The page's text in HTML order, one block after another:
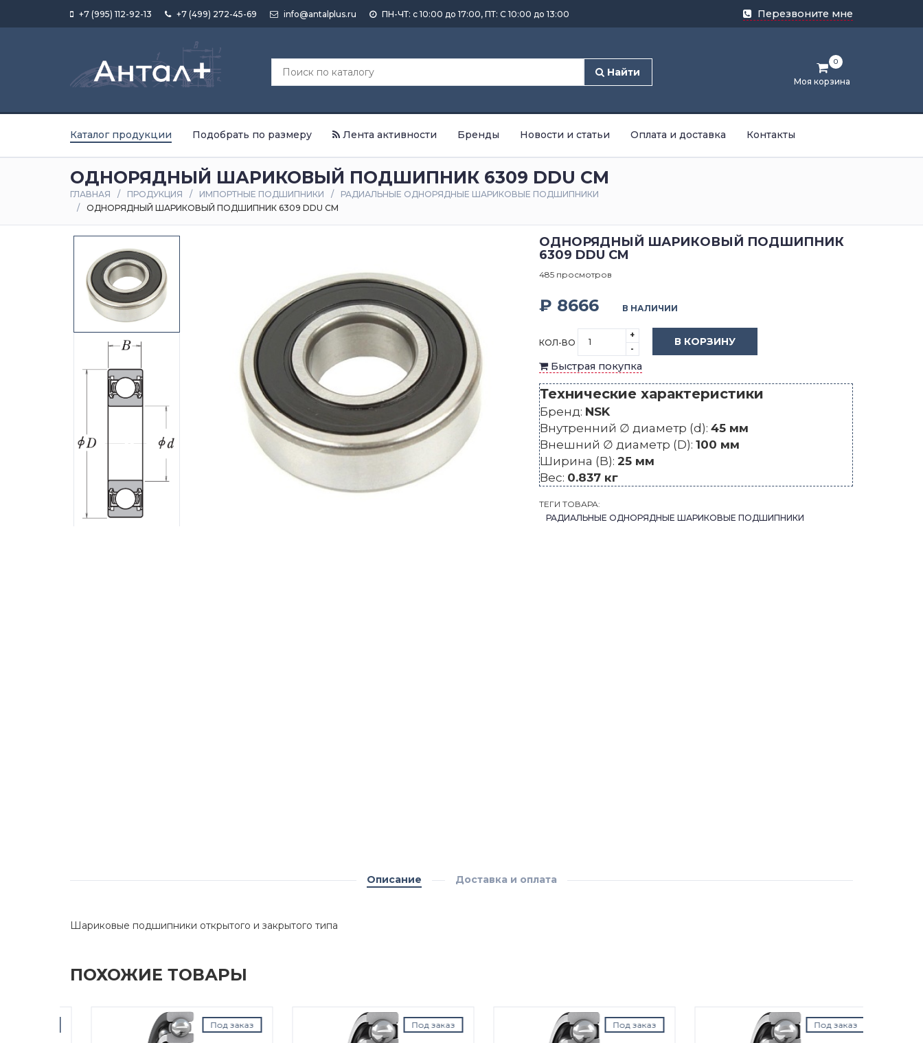
+7 (995) 112-92-13 +7 (499) 272-45-69 info@antalplus.ru ПН-ЧТ: с 10:00 до 17:00, ПТ: С 10:00 до 13:00 Перезвоните мне
Найти
Моя корзина
0
Каталог продукции Подобрать по размеру Лента активности Бренды Новости и статьи Оплата и доставка Контакты
ОДНОРЯДНЫЙ ШАРИКОВЫЙ ПОДШИПНИК 6309 DDU CM
ГЛАВНАЯ ПРОДУКЦИЯ ИМПОРТНЫЕ ПОДШИПНИКИ
РАДИАЛЬНЫЕ ОДНОРЯДНЫЕ ШАРИКОВЫЕ ПОДШИПНИКИ
ОДНОРЯДНЫЙ ШАРИКОВЫЙ ПОДШИПНИК 6309 DDU CM
ОДНОРЯДНЫЙ ШАРИКОВЫЙ ПОДШИПНИК
6309 DDU CM
485 просмотров
₽ 8666 В НАЛИЧИИ
КОЛ-ВО
+
-
В КОРЗИНУ
Быстрая покупка
Технические характеристики
Бренд: NSK
Внутренний ∅ диаметр (d): 45 мм
Внешний ∅ диаметр (D): 100 мм
Ширина (B): 25 мм
Вес: 0.837 кг
ТЕГИ ТОВАРА:
РАДИАЛЬНЫЕ ОДНОРЯДНЫЕ ШАРИКОВЫЕ ПОДШИПНИКИ
Описание Доставка и оплата
Шариковые подшипники открытого и закрытого типа
ПОХОЖИЕ ТОВАРЫ
Под заказ Под заказ Под заказ Под заказ